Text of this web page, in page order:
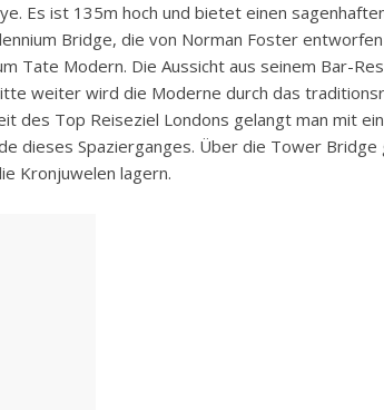
Es ist 135m hoch und bietet einen
Bridge, die von Norman Foster
Tate Modern. Die Aussicht aus seinem Bar-
weiter wird die Moderne durch das
des Top Reiseziel Londons gelangt man mit
dieses Spazierganges. Über die Tower Bridge
Kronjuwelen lagern.